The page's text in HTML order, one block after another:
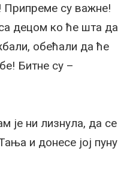
Припреме су важне!
децом ко ће шта да
обећали да ће
Битне су –
је ни лизнула, да се
и донесе јој пуну